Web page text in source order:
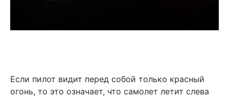
Если пилот видит перед собой только красный
огонь, то это означает, что самолет летит слева